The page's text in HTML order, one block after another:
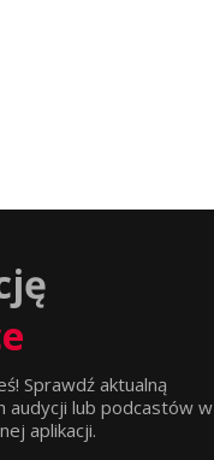
Sprawdź aktualną
audycji lub podcastów w
aplikacji.